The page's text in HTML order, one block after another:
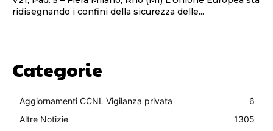
ridisegnando i confini della sicurezza delle...
Categorie
Aggiornamenti CCNL Vigilanza privata
6
Altre Notizie
1305